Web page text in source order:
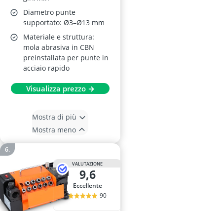
angolo di punta
95°-135°, 11 pinze
Diametro punte
supportato: Ø3–Ø13 mm
Materiale e struttura:
mola abrasiva in CBN
preinstallata per punte in
acciaio rapido
Visualizza prezzo →
Mostra di più
Mostra meno
VALUTAZIONE
9,6
Eccellente
90